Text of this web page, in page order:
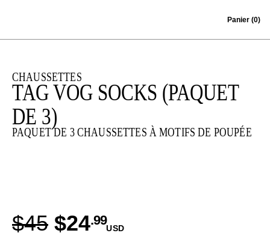
Panier (0)
CHAUSSETTES
TAG VOG SOCKS (PAQUET
DE 3)
PAQUET DE 3 CHAUSSETTES À MOTIFS DE POUPÉE
$45 $24.99
USD